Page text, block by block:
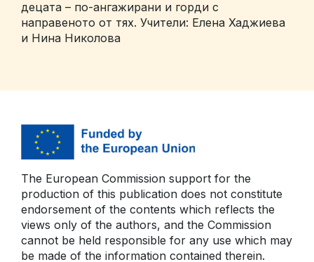
децата – по-ангажирани и горди с
направеното от тях. Учители: Елена Хаджиева
и Нина Николова
The European Commission support for the
production of this publication does not constitute
endorsement of the contents which reflects the
views only of the authors, and the Commission
cannot be held responsible for any use which may
be made of the information contained therein.